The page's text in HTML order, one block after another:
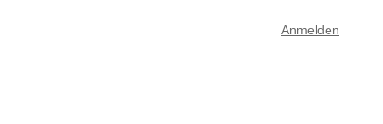
Anmelden